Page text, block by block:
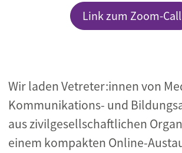
Link zum Zoom-Call
Wir laden Vetreter:innen von
Kommunikations- und
aus zivilgesellschaftlichen
einem kompakten Online-